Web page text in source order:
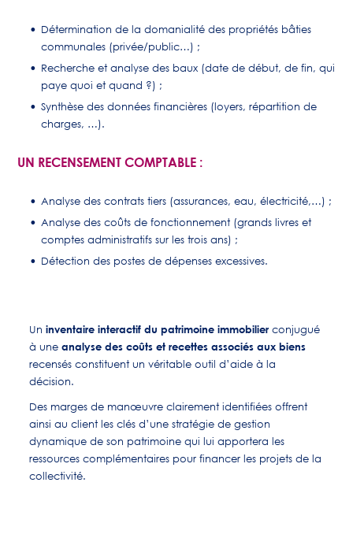
Détermination de la domanialité des propriétés bâties
communales (privée/public…) ;
Recherche et analyse des baux (date de début, de fin, qui
paye quoi et quand ?) ;
Synthèse des données financières (loyers, répartition de
charges, …).
UN RECENSEMENT COMPTABLE :
Analyse des contrats tiers (assurances, eau, électricité,…) ;
Analyse des coûts de fonctionnement (grands livres et
comptes administratifs sur les trois ans) ;
Détection des postes de dépenses excessives.
Uninventaire interactif du patrimoine immobilier conjugué
à uneanalyse des coûts et recettes associés aux biens
recensés constituent un véritable outil d’aide à la
décision.
Des marges de manœuvre clairement identifiées offrent
ainsi au client les clés d’une stratégie de gestion
dynamique de son patrimoine qui lui apportera les
ressources complémentaires pour financer les projets de la
collectivité.